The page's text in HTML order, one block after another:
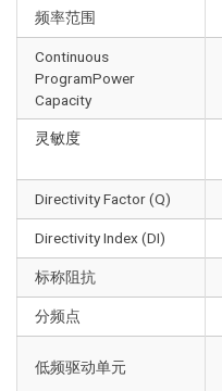
频率范围
Continuous
ProgramPower
Capacity
灵敏度
Directivity Factor (Q)
Directivity Index (DI)
标称阻抗
分频点
低频驱动单元